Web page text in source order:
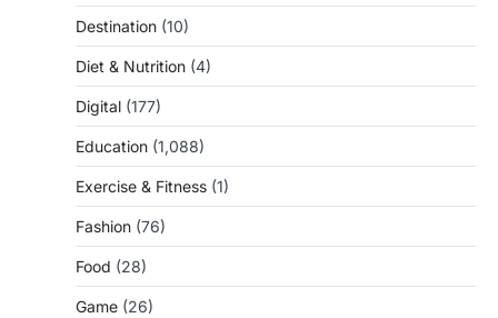
Destination (10)
Diet & Nutrition (4)
Digital (177)
Education (1,088)
Exercise & Fitness (1)
Fashion (76)
Food (28)
Game (26)